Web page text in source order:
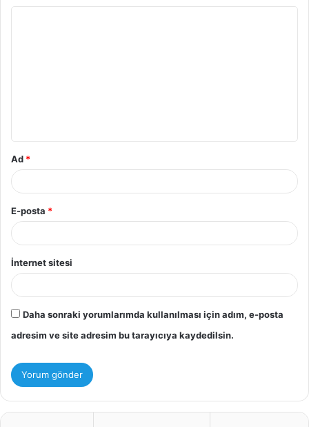
Ad *
E-posta *
İnternet sitesi
Daha sonraki yorumlarımda kullanılması için adım, e-posta
adresim ve site adresim bu tarayıcıya kaydedilsin.